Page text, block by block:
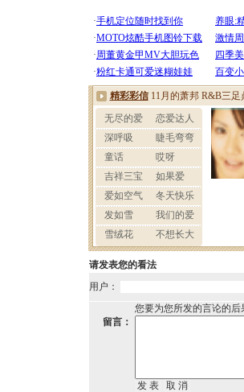
请发表您的看法
用户：
您要为您所发的言论的
留言：